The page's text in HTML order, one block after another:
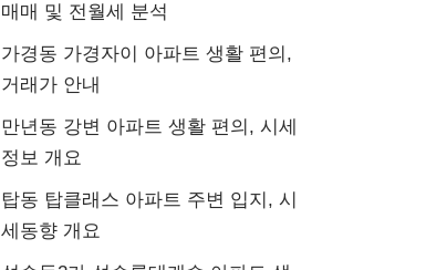
매매 및 전월세 분석
가경동 가경자이 아파트 생활 편의,
거래가 안내
만년동 강변 아파트 생활 편의, 시세
정보 개요
탑동 탑클래스 아파트 주변 입지, 시
세동향 개요